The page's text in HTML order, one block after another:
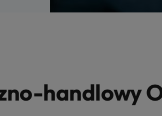
handlowy